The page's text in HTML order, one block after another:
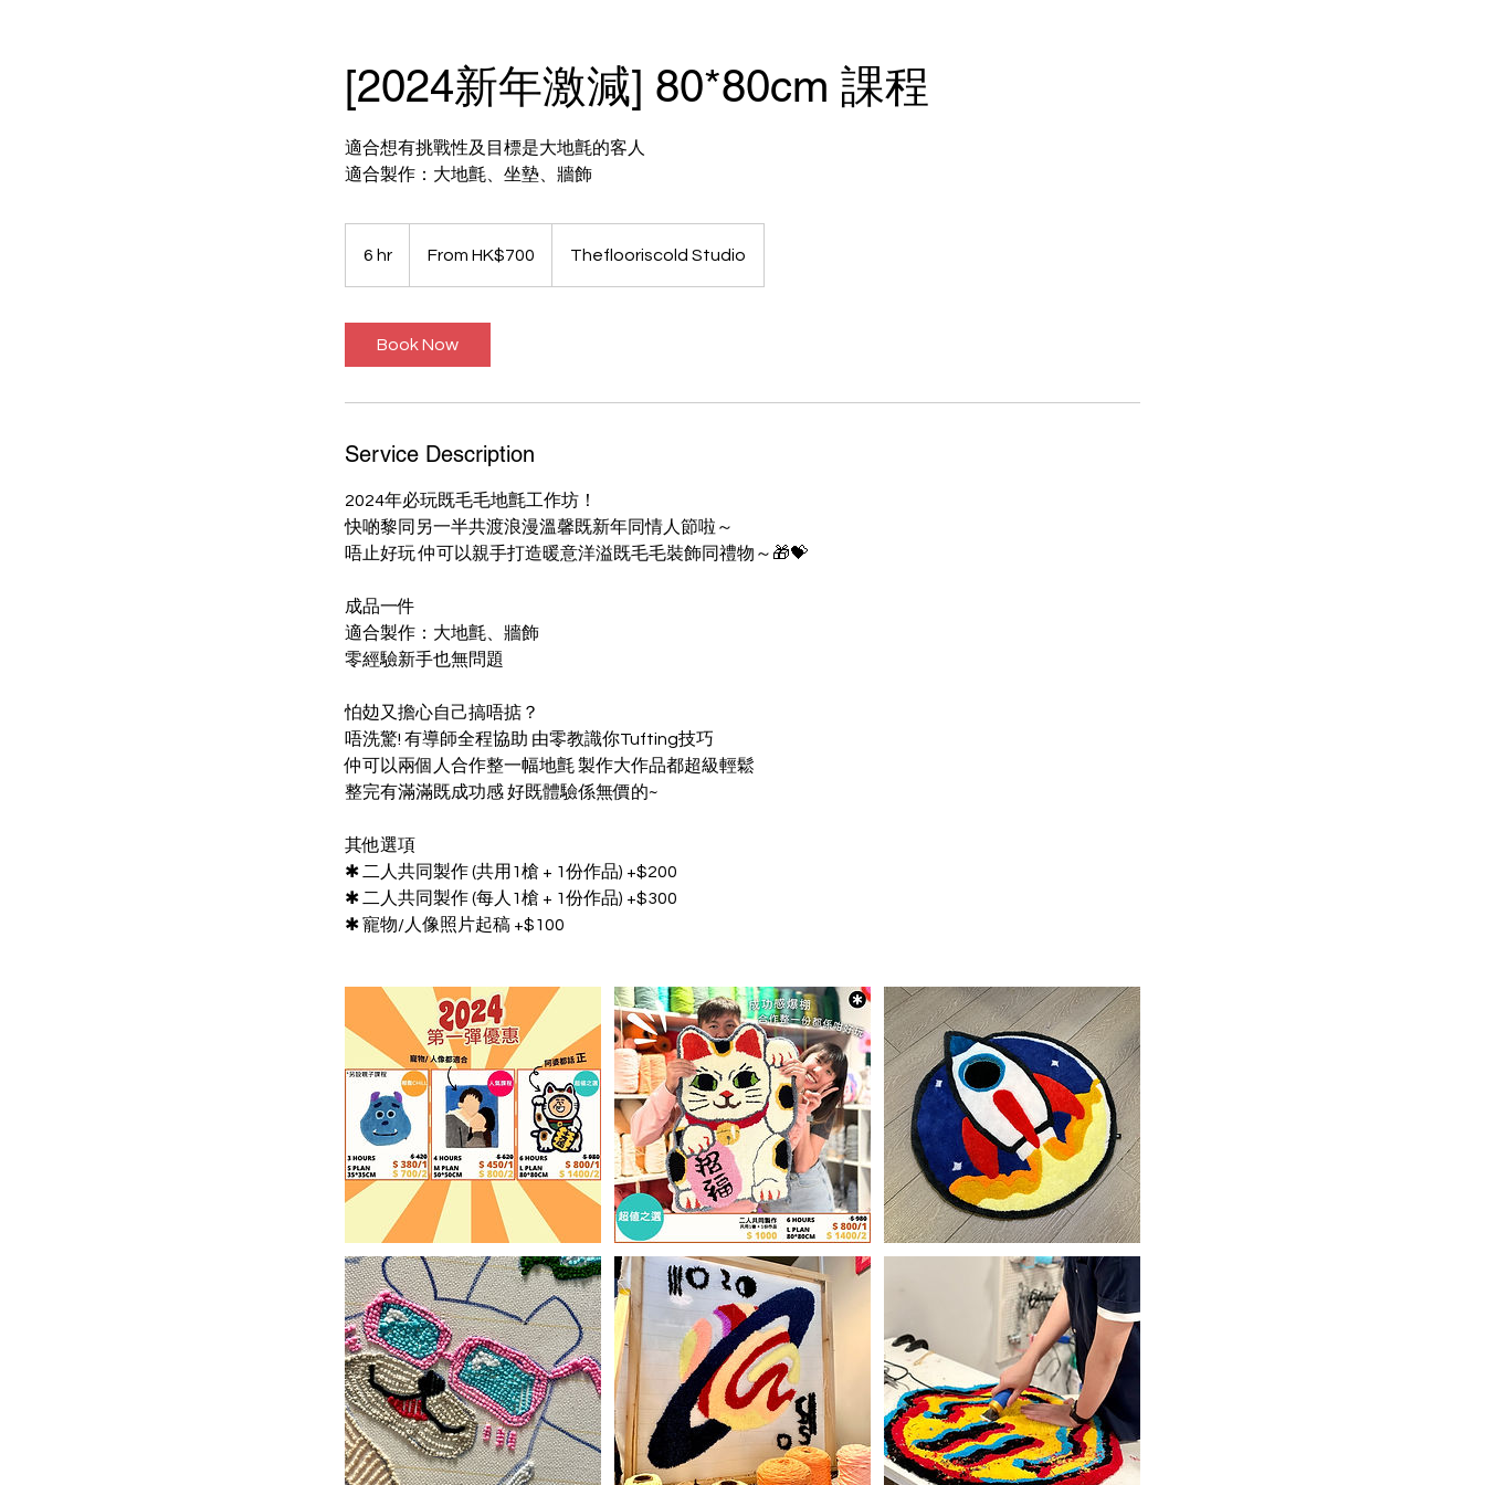
[2024新年激減] 80*80cm 課程
適合想有挑戰性及目標是大地氈的客人
適合製作：大地氈、坐墊、牆飾
6 hr
HongFrom HK$700 Theflooriscold Studio
Book Now
Service Description
2024年必玩既毛毛地氈工作坊！
快啲黎同另一半共渡浪漫溫馨既新年同情人節啦～
唔止好玩 仲可以親手打造暖意洋溢既毛毛裝飾同禮物～🎁💝
成品一件
適合製作：大地氈、牆飾
零經驗新手也無問題
怕攰又擔心自己搞唔掂？
唔洗驚! 有導師全程協助 由零教識你Tufting技巧
仲可以兩個人合作整一幅地氈 製作大作品都超級輕鬆
整完有滿滿既成功感 好既體驗係無價的~
其他選項
✱ 二人共同製作 (共用1槍 + 1份作品) +$200
✱ 二人共同製作 (每人1槍 + 1份作品) +$300
✱ 寵物/人像照片起稿 +$100